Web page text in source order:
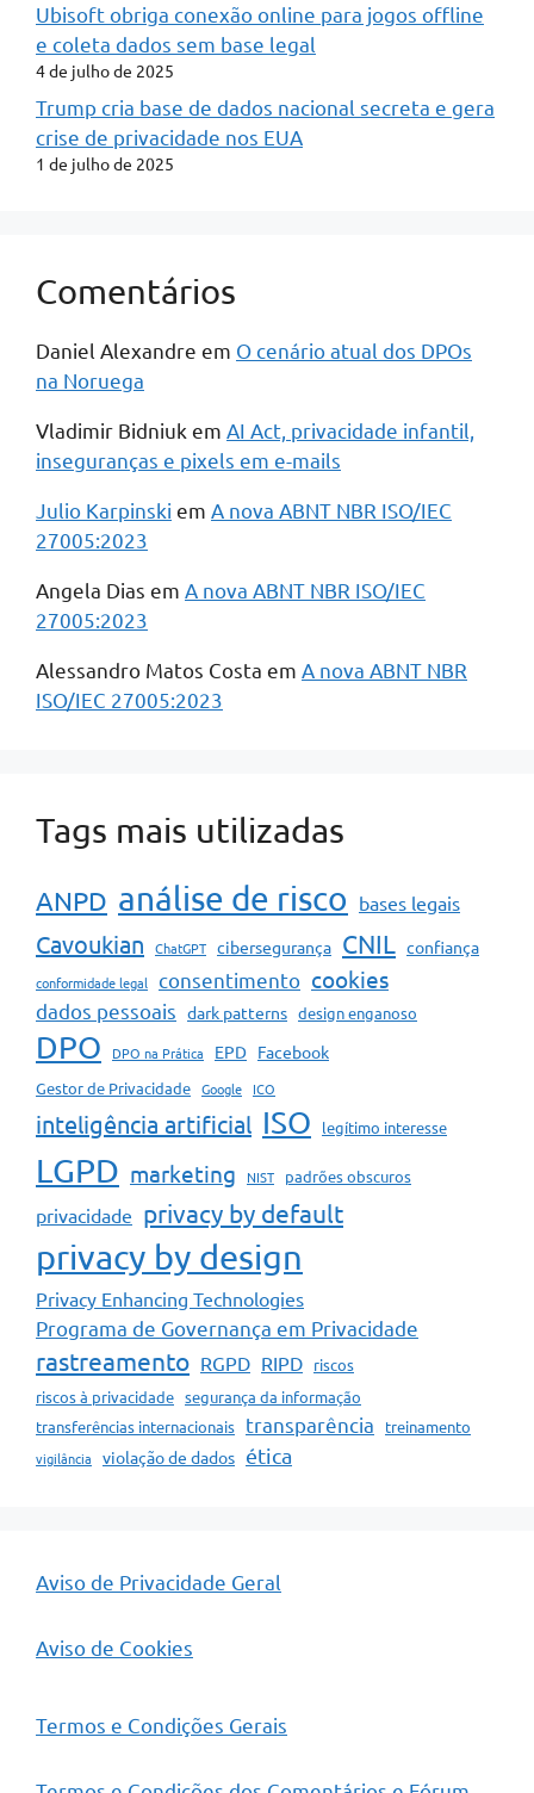
Ubisoft obriga conexão online para jogos offline
e coleta dados sem base legal
4 de julho de 2025
Trump cria base de dados nacional secreta e gera
crise de privacidade nos EUA
1 de julho de 2025
Comentários
Daniel Alexandre em O cenário atual dos DPOs
na Noruega
Vladimir Bidniuk em AI Act, privacidade infantil,
inseguranças e pixels em e-mails
Julio Karpinski em A nova ABNT NBR ISO/IEC
27005:2023
Angela Dias em A nova ABNT NBR ISO/IEC
27005:2023
Alessandro Matos Costa em A nova ABNT NBR
ISO/IEC 27005:2023
Tags mais utilizadas
ANPD análise de risco bases legais
Cavoukian ChatGPT cibersegurança CNIL confiança
conformidade legal consentimento cookies
dados pessoais dark patterns design enganoso
DPO DPO na Prática EPD Facebook
Gestor de Privacidade Google ICO
inteligência artificial ISO legítimo interesse
LGPD marketing NIST padrões obscuros
privacidade privacy by default
privacy by design
Privacy Enhancing Technologies
Programa de Governança em Privacidade
rastreamento RGPD RIPD riscos
riscos à privacidade segurança da informação
transferências internacionais transparência treinamento
vigilância violação de dados ética
Aviso de Privacidade Geral
Aviso de Cookies
Termos e Condições Gerais